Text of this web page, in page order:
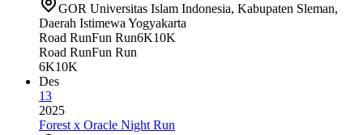
GOR Universitas Islam Indonesia, Kabupaten Sleman,
Daerah Istimewa Yogyakarta
Road RunFun Run6K10K
Road RunFun Run
6K10K
Des
13
2025
Forest x Oracle Night Run